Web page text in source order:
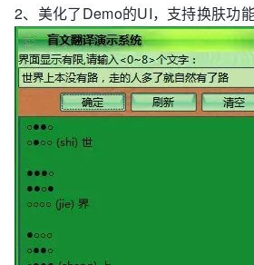
2、美化了Demo的UI，支持换肤功